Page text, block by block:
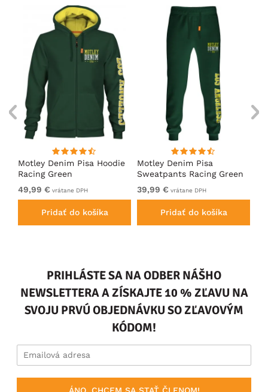
Motley Denim Pisa Hoodie
Racing Green
49,99 € vrátane DPH
Pridať do košíka
Motley Denim Pisa
Sweatpants Racing Green
39,99 € vrátane DPH
Pridať do košíka
PRIHLÁSTE SA NA ODBER NÁŠHO
NEWSLETTERA A ZÍSKAJTE 10 % ZĽAVU NA
SVOJU PRVÚ OBJEDNÁVKU SO ZĽAVOVÝM
KÓDOM!
ÁNO, CHCEM SA STAŤ ČLENOM!